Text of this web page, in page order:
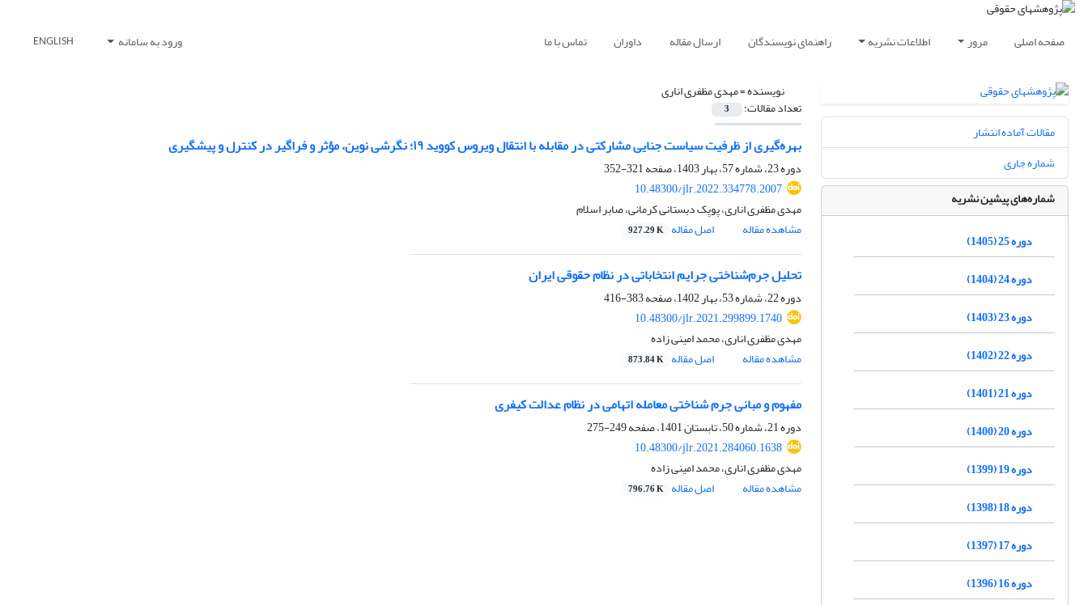
صفحه اصلی مرور اطلاعات نشریه راهنمای نویسندگان ارسال مقاله داوران تماس با ما ورود به سامانه ENGLISH
نویسنده =مهدی مظفری اناری
تعداد مقالات: 3
بهره‌گیری از ظرفیت سیاست جنایی مشارکتی در مقابله با انتقال ویروس کووید ۱۹؛ نگرشی نوین، مؤثر و فراگیر در کنترل و پیشگیری
دوره 23، شماره 57، بهار 1403، صفحه
321-352
10.48300/jlr.2022.334778.2007
مهدی مظفری اناری، پوپک دبستانی کرمانی، صابر اسلام
مشاهده مقاله
اصل مقاله 927.29 K
تحلیل جرم‌شناختی جرایم انتخاباتی در نظام حقوقی ایران
دوره 22، شماره 53، بهار 1402، صفحه
383-416
10.48300/jlr.2021.299899.1740
مهدی مظفری اناری، محمد امینی زاده
مشاهده مقاله
اصل مقاله 873.84 K
مفهوم و مبانی جرم شناختی معامله اتهامی در نظام عدالت کیفری
دوره 21، شماره 50، تابستان 1401، صفحه
249-275
10.48300/jlr.2021.284060.1638
مهدی مظفری اناری، محمد امینی زاده
مشاهده مقاله
اصل مقاله 796.76 K
مقالات آماده انتشار
شماره جاری
شماره‌های پیشین نشریه
دوره 25 (1405)
دوره 24 (1404)
دوره 23 (1403)
دوره 22 (1402)
دوره 21 (1401)
دوره 20 (1400)
دوره 19 (1399)
دوره 18 (1398)
دوره 17 (1397)
دوره 16 (1396)